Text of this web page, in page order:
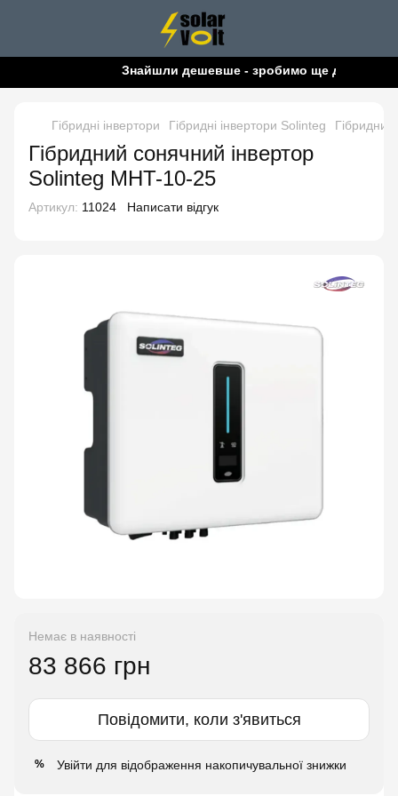
Знайшли дешевше - зробимо ще дешевше!
Гібридні інвертори Гібридні інвертори Solinteg
Гібридний сонячний інвертор
Solinteg MHT-10-25
Артикул: 11024 Написати відгук
Немає в наявності
83 866 грн
Повідомити, коли з'явиться
% Увійти для відображення накопичувальної знижки